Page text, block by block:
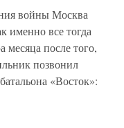
войны Москва
именно все тогда
месяца после того,
позвонил
«Восток»: